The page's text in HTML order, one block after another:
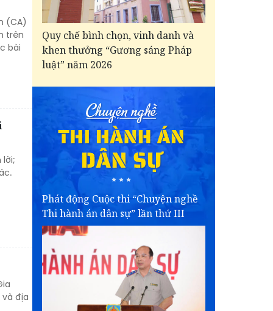
(CA)
trên
bài
lời;
và địa
Quy chế bình chọn, vinh danh và
khen thưởng “Gương sáng Pháp
luật” năm 2026
Phát động Cuộc thi “Chuyện nghề
Thi hành án dân sự” lần thứ III